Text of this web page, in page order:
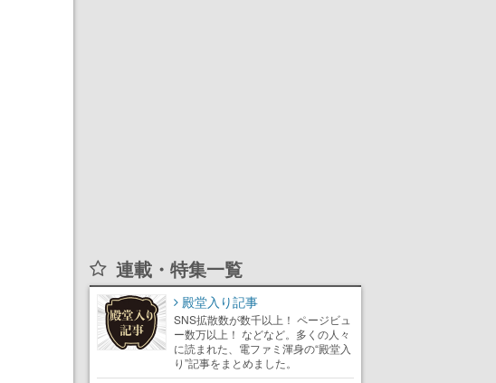
連載・特集一覧
殿堂入り記事
SNS拡散数が数千以上！ ページビュ
ー数万以上！ などなど。多くの人々
に読まれた、電ファミ渾身の“殿堂入
り”記事をまとめました。